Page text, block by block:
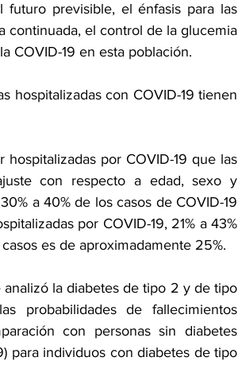
previsible, el énfasis para las
continuada, el control de la glucemia
COVID-19 en esta población.
hospitalizadas con COVID-19 tienen
por COVID-19 que las
con respecto a edad, sexo y
a 40% de los casos de COVID-19
por COVID-19, 21% a 43%
es de aproximadamente 25%.
analizó la diabetes de tipo 2 y de tipo
probabilidades de fallecimientos
con personas sin diabetes
para individuos con diabetes de tipo